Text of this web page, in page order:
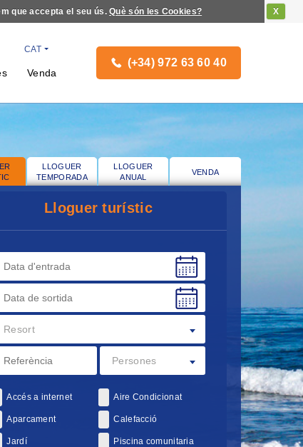
que accepta el seu ús. X
Què són les Cookies?
(+34) 972 63 60 40
CAT
Venda
LLOGUER
TEMPORADA
LLOGUER
ANUAL
VENDA
Lloguer turístic
Resort
Persones
Accés a internet Aire Condicionat
Aparcament Calefacció
Jardí Piscina comunitaria